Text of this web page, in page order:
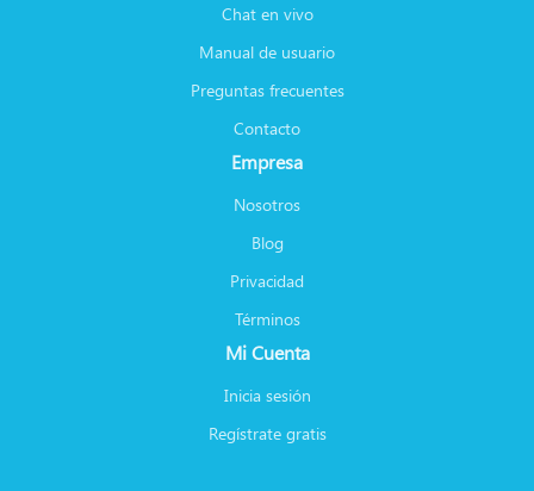
Chat en vivo
Manual de usuario
Preguntas frecuentes
Contacto
Empresa
Nosotros
Blog
Privacidad
Términos
Mi Cuenta
Inicia sesión
Regístrate gratis